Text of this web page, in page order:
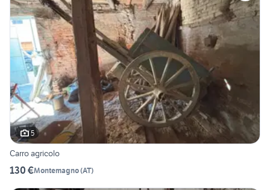
5
Carro agricolo
130 €Montemagno(AT)